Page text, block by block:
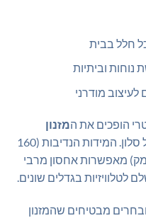
חלל בבית
נוחות וביתיות
מודרני
הופכים את המזנון
לתוספת מושלמת לכל סלון. המידות הנדיבות (160
ס"מ גובה, 40 ס"מ עומק) מאפשרות אחסון מרבי
לטלוויזיות בגדלים שונים.
מבטיחים שהמזנון